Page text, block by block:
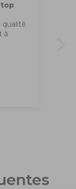
qualité
à